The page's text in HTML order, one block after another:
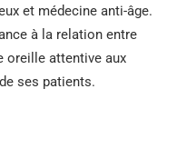
et médecine anti-âge.
à la relation entre
oreille attentive aux
ses patients.